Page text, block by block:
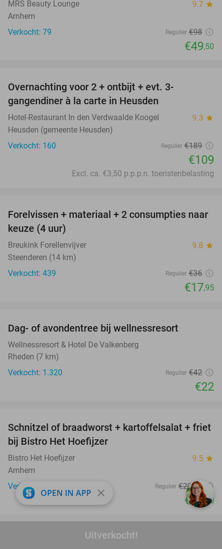
Uitverkocht!
MRS Beauty Lounge 9.7 star
Arnhem
Verkocht: 79
Regulier €98
€49,50
Overnachting voor 2 + ontbijt + evt. 3-
gangendiner à la carte in Heusden
Hotel-Restaurant In den Verdwaalde Koogel 9.3 star
Heusden (gemeente Heusden)
Verkocht: 160
Regulier €189
€109
Excl. ca. €3,50 p.p.p.n. toeristenbelasting
50%
Forelvissen + materiaal + 2 consumpties naar
keuze (4 uur)
Breukink Forellenvijver 9.8 star
Steenderen (14 km)
Verkocht: 439
Regulier €36
€17,95
Dag- of avondentree bij wellnessresort
Wellnessresort & Hotel De Valkenberg
Rheden (7 km)
Verkocht: 1.320
Regulier €42
€22
51%
Schnitzel of braadworst + kartoffelsalat + friet
bij Bistro Het Hoefijzer
Bistro Het Hoefijzer 9.5 star
Arnhem
Verkocht: 443
Regulier €29,50
€14,50
Turks 3-gangen keuzediner bij Troya
OPEN IN APP close